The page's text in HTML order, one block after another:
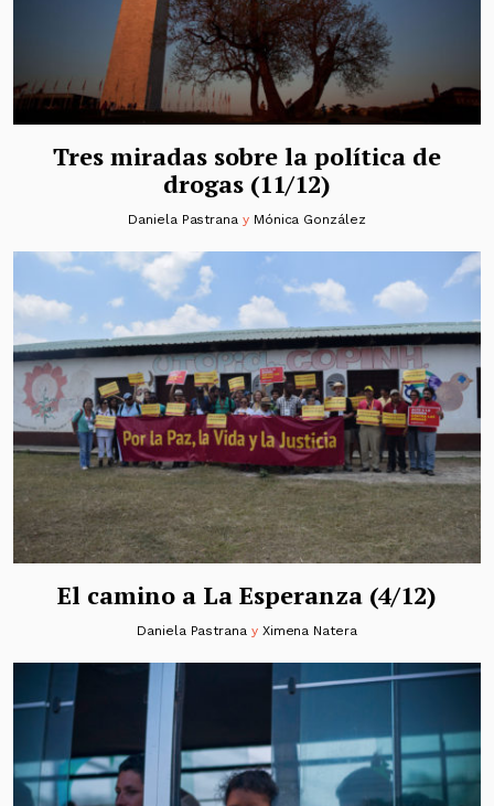
Tres miradas sobre la política de
drogas (11/12)
Daniela Pastrana y Mónica González
El camino a La Esperanza (4/12)
Daniela Pastranay Ximena Natera